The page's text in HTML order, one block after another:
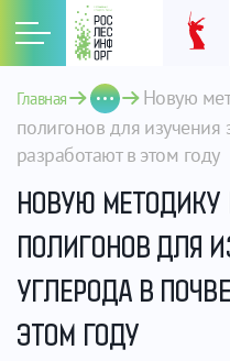
Главная
Новую
полигонов для изучения
разработают в этом году
НОВУЮ МЕТОДИКУ
ПОЛИГОНОВ ДЛЯ
УГЛЕРОДА В
ЭТОМ ГОДУ